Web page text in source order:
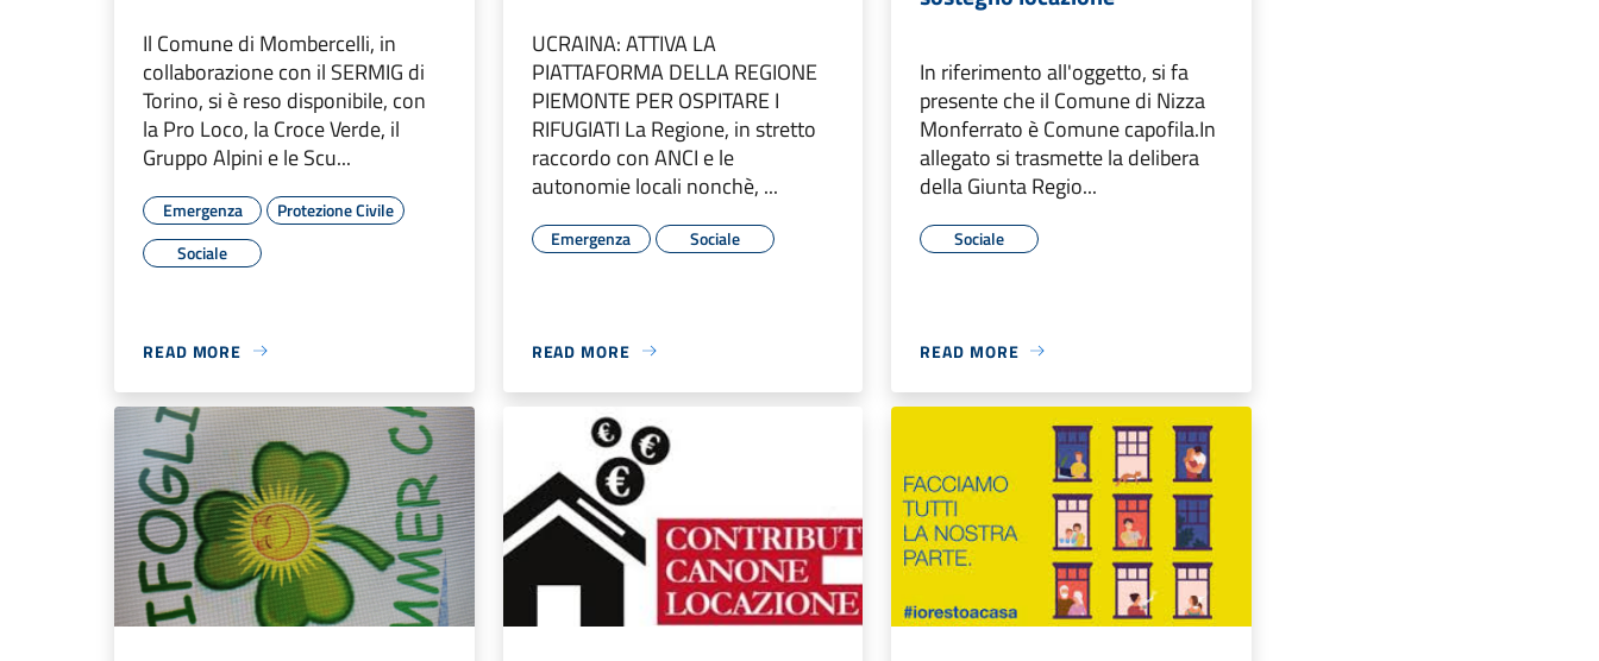
Il Comune di Mombercelli, in
collaborazione con il SERMIG di
Torino, si è reso disponibile, con
la Pro Loco, la Croce Verde, il
Gruppo Alpini e le Scu...
Emergenza
Protezione Civile
Sociale
READ MORE
UCRAINA: ATTIVA LA
PIATTAFORMA DELLA REGIONE
PIEMONTE PER OSPITARE I
RIFUGIATI La Regione, in stretto
raccordo con ANCI e le
autonomie locali nonchè, ...
Emergenza Sociale
READ MORE
In riferimento all'oggetto, si fa
presente che il Comune di Nizza
Monferrato è Comune capofila.In
allegato si trasmette la delibera
della Giunta Regio...
Sociale
READ MORE